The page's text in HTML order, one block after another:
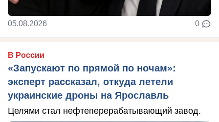
05.08.2026 0
В России
«Запускают по прямой по ночам»:
эксперт рассказал, откуда летели
украинские дроны на Ярославль
Целями стал нефтеперерабатывающий завод.